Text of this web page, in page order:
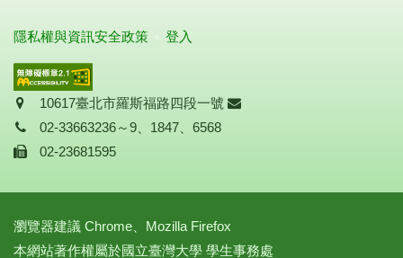
隱私權與資訊安全政策 登入
地址
10617臺北市羅斯福路四段一號
聯絡電話
02-33663236～9、1847、6568
傳真
02-23681595
瀏覽器建議 Chrome、Mozilla Firefox
本網站著作權屬於國立臺灣大學 學生事務處